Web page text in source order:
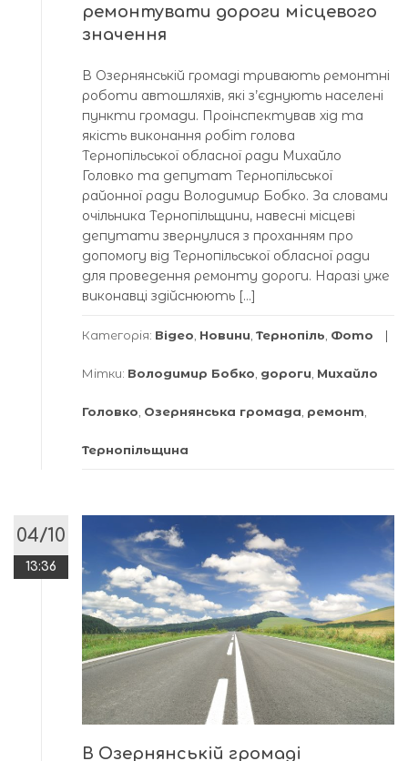
ремонтувати дороги місцевого
значення
В Озернянській громаді тривають ремонтні
роботи автошляхів, які з’єднують населені
пункти громади. Проінспектував хід та
якість виконання робіт голова
Тернопільської обласної ради Михайло
Головко та депутат Тернопільської
районної ради Володимир Бобко. За словами
очільника Тернопільщини, навесні місцеві
депутати звернулися з проханням про
допомогу від Тернопільської обласної ради
для проведення ремонту дороги. Наразі уже
виконавці здійснюють […]
Категорія: Відео, Новини, Тернопіль, Фото
Мітки: Володимир Бобко, дороги, Михайло
Головко, Озернянська громада, ремонт,
Тернопільщина
04/10
13:36
В Озернянській громаді